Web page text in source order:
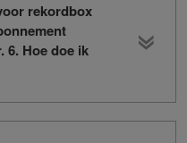
rekordbox
6. Hoe doe ik